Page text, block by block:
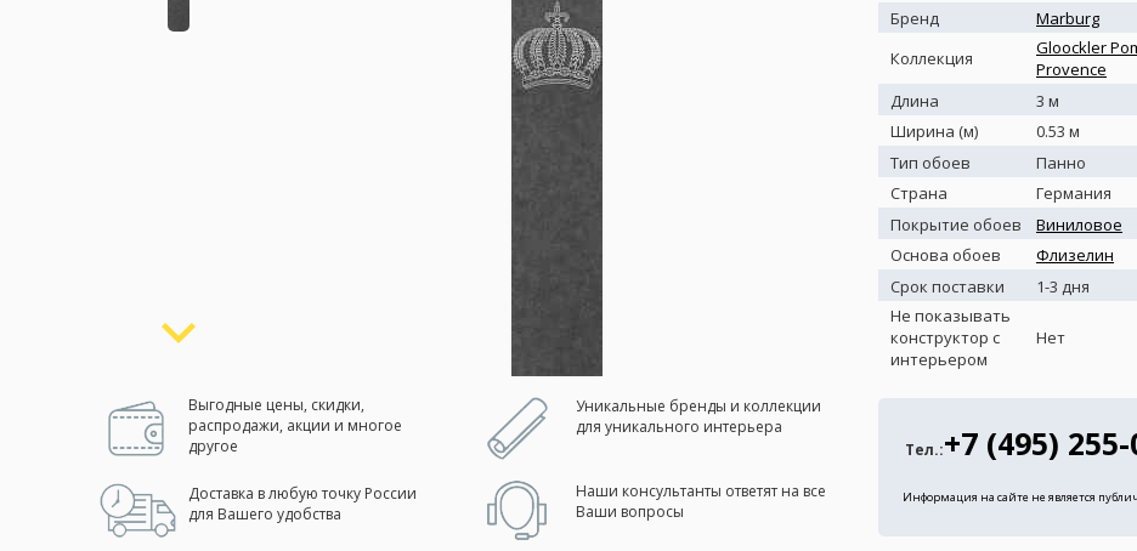
Выгодные цены, скидки,
распродажи, акции и многое
другое
Уникальные бренды и коллекции
для уникального интерьера
Доставка в любую точку России
для Вашего удобства
Наши консультанты ответят на все
Ваши вопросы
Бренд
Marburg
Коллекция
Gloockler
Provence
Длина
3 м
Ширина (м)
0.53 м
Тип обоев
Панно
Страна
Германия
Покрытие обоев
Виниловое
Основа обоев
Флизелин
Срок поставки
1-3 дня
Не показывать
конструктор с
интерьером
Нет
Тел.:+7 (495)
Информация на сайте не является